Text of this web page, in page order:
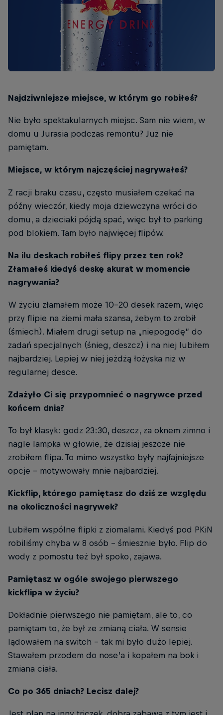
Najdziwniejsze miejsce, w którym go robiłeś?
Nie było spektakularnych miejsc. Sam nie wiem, w
domu u Jurasia podczas remontu? Już nie
pamiętam.
Miejsce, w którym najczęściej nagrywałeś?
Z racji braku czasu, często musiałem czekać na
późny wieczór, kiedy moja dziewczyna wróci do
domu, a dzieciaki pójdą spać, więc był to parking
pod blokiem. Tam było najwięcej flipów.
Na ilu deskach robiłeś flipy przez ten rok?
Złamałeś kiedyś deskę akurat w momencie
nagrywania?
W życiu złamałem może 10-20 desek razem, więc
przy flipie na ziemi mała szansa, żebym to zrobił
(śmiech). Miałem drugi setup na „niepogodę” do
zadań specjalnych (śnieg, deszcz) i na niej lubiłem
najbardziej. Lepiej w niej jeżdżą łożyska niż w
regularnej desce.
Zdażyło Ci się przypomnieć o nagrywce przed
końcem dnia?
To był klasyk: godz 23:30, deszcz, za oknem zimno i
nagle lampka w głowie, że dzisiaj jeszcze nie
zrobiłem flipa. To mimo wszystko były najfajniejsze
opcje - motywowały mnie najbardziej.
Kickflip, którego pamiętasz do dziś ze względu
na okoliczności nagrywek?
Lubiłem wspólne flipki z ziomalami. Kiedyś pod PKiN
robiliśmy chyba w 8 osób - śmiesznie było. Flip do
wody z pomostu też był spoko, zajawa.
Pamiętasz w ogóle swojego pierwszego
kickflipa w życiu?
Dokładnie pierwszego nie pamiętam, ale to, co
pamiętam to, że był ze zmianą ciała. W sensie
lądowałem na switch - tak mi było dużo lepiej.
Stawałem przodem do nose’a i kopałem na bok i
zmiana ciała.
Co po 365 dniach? Lecisz dalej?